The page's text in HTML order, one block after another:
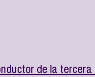
de la tercera